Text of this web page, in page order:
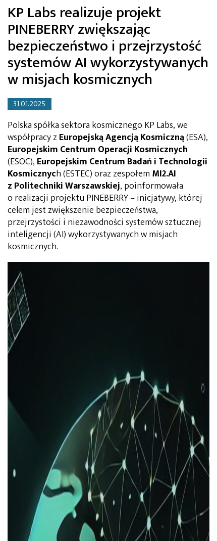
KP Labs realizuje projekt
PINEBERRY zwiększając
bezpieczeństwo i przejrzystość
systemów AI wykorzystywanych
w misjach kosmicznych
31.01.2025
Polska spółka sektora kosmicznego KP Labs, we
współpracy z Europejską Agencją Kosmiczną(ESA),
Europejskim Centrum Operacji Kosmicznych
(ESOC), Europejskim Centrum Badań i Technologii
Kosmicznych (ESTEC) oraz zespołem MI2.AI
z Politechniki Warszawskiej, poinformowała
o realizacji projektu PINEBERRY – inicjatywy, której
celem jest zwiększenie bezpieczeństwa,
przejrzystości i niezawodności systemów sztucznej
inteligencji (AI) wykorzystywanych w misjach
kosmicznych.